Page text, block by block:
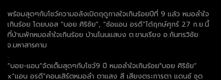
พร้อมสุดๆกับโชว์ความอลังเปิดฤดูกาลใจเกินร้อยปีที่ 9 แล้ว หมอลำใจ
เกินร้อย โดยบอส “บอย ศิริชัย”, “ซ้อแอน อรดี”ได้ฤกษ์ศุกร์ 27 ก.ย.นี้
ที่บ้านพักหมอลำใจเกินร้อย บ้านโนนแสบง ต.ขามเรียง อ.กันทรวิชัย
จ.มหาสารคาม
.
“บอย-แอน”จัดเต็มสุดๆกับโชว์9 ปี หมอลำใจเกินร้อย"บอย ศิริชัย”
x”แอน อรดี”คอนเสิร์ตหมอลำ ตาแสง สี เสียงตระการตา แดนซ์ ชุด